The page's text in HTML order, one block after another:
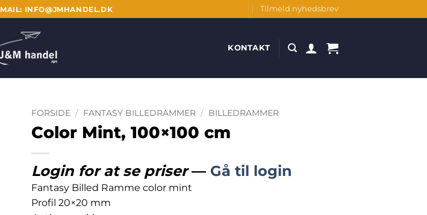
MAIL: INFO@JMHANDEL.DK Tilmeld nyhedsbrev
KONTAKT
FORSIDE / FANTASY BILLEDRAMMER / BILLEDRAMMER
Color Mint, 100×100 cm
Login for at se priser— Gå til login
Fantasy Billed Ramme color mint
Profil 20×20 mm